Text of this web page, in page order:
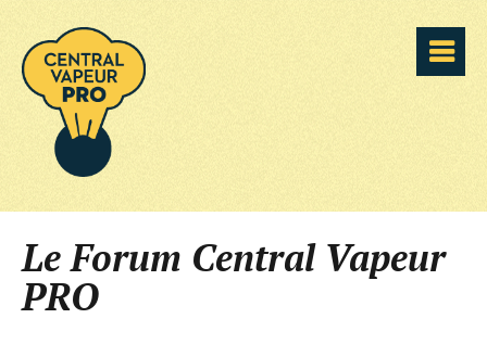
Le Forum Central Vapeur
PRO